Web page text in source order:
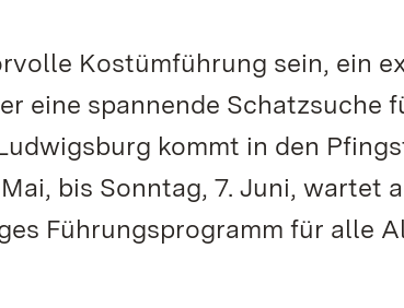
Kostümführung sein, ein
eine spannende Schatzsuche
kommt in den
bis Sonntag, 7. Juni, wartet
Führungsprogramm für alle